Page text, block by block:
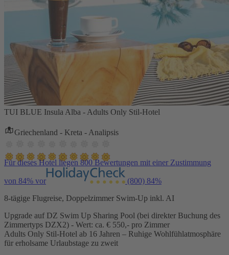
TUI BLUE Insula Alba - Adults Only Stil-Hotel
Griechenland - Kreta - Analipsis
Für dieses Hotel liegen 800 Bewertungen mit einer Zustimmung
von 84% vor (800) 84%
8-tägige Flugreise, Doppelzimmer Swim-Up inkl. AI
Upgrade auf DZ Swim Up Sharing Pool (bei direkter Buchung des
Zimmertyps DZX2) - Wert: ca. € 550,- pro Zimmer
Adults Only Stil-Hotel ab 16 Jahren – Ruhige Wohlfühlatmosphäre
für erholsame Urlaubstage zu zweit